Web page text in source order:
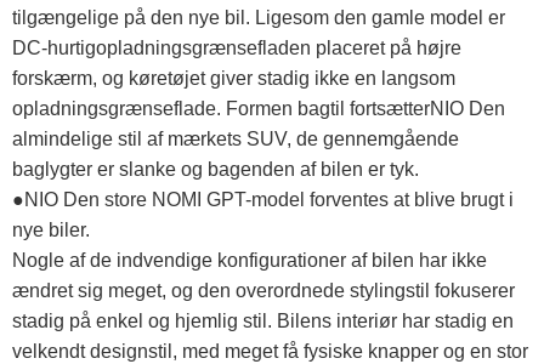
tilgængelige på den nye bil. Ligesom den gamle model er
DC-hurtigopladningsgrænsefladen placeret på højre
forskærm, og køretøjet giver stadig ikke en langsom
opladningsgrænseflade. Formen bagtil fortsætterNIO Den
almindelige stil af mærkets SUV, de gennemgående
baglygter er slanke og bagenden af ​​bilen er tyk.
●NIO Den store NOMI GPT-model forventes at blive brugt i
nye biler.
Nogle af de indvendige konfigurationer af bilen har ikke
ændret sig meget, og den overordnede stylingstil fokuserer
stadig på enkel og hjemlig stil. Bilens interiør har stadig en
velkendt designstil, med meget få fysiske knapper og en stor